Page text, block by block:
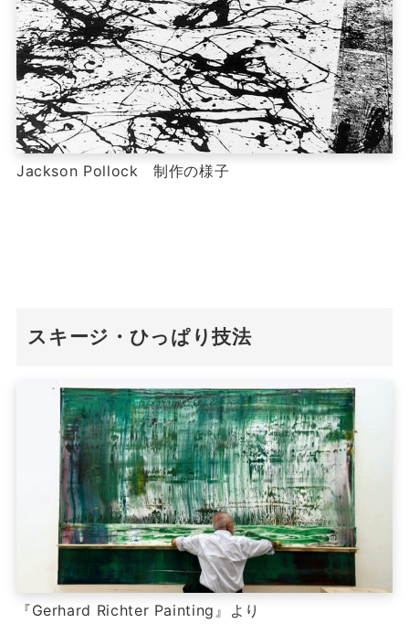
Jackson Pollock 制作の様子
スキージ・ひっぱり技法
『Gerhard Richter Painting』より